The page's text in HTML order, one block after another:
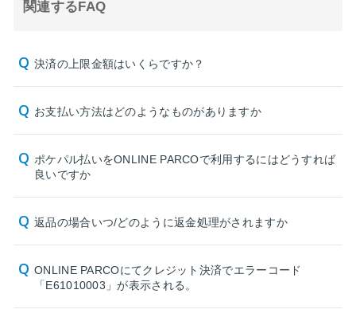
関連するFAQ
決済の上限金額はいくらですか？
お支払い方法はどのようなものがありますか
ポケパル払いをONLINE PARCOで利用するにはどうすれば
良いですか
返品の場合いつ/どのように返金処理がされますか
ONLINE PARCOにてクレジット決済でエラーコード
「E61010003」が表示される。